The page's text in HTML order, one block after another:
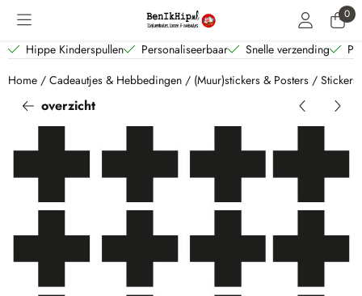
Cookievoorkeuren zijn beschikbaar. Kies instellingen of sta alle 0
Hippe Kinderspullen Personaliseerbaar Snelle verzending
Home / Cadeautjes & Hebbedingen / (Muur)stickers & Posters / Stickers
overzicht